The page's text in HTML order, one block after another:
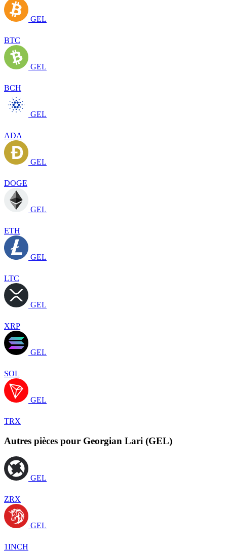
GEL
BTC
GEL
BCH
GEL
ADA
GEL
DOGE
GEL
ETH
GEL
LTC
GEL
XRP
GEL
SOL
GEL
TRX
Autres pièces pour Georgian Lari (GEL)
GEL
ZRX
GEL
1INCH